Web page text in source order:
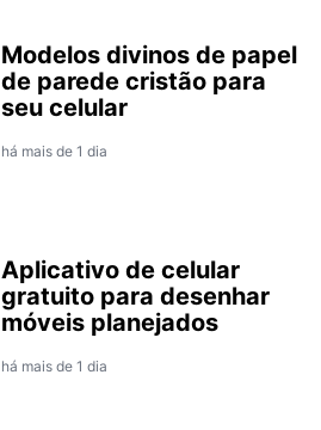
Modelos divinos de papel
de parede cristão para
seu celular
há mais de 1 dia
Aplicativo de celular
gratuito para desenhar
móveis planejados
há mais de 1 dia